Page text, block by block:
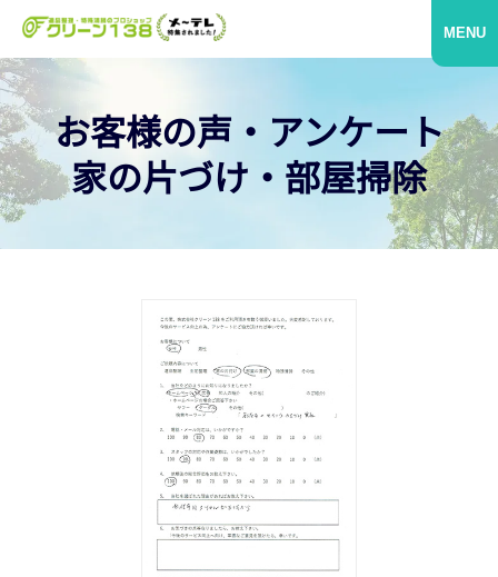
MENU
お客様の声・アンケート
家の片づけ・部屋掃除